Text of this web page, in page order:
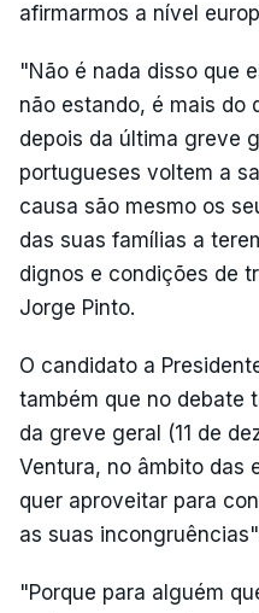
afirmarmos a nível
"Não é nada disso que
não estando, é mais do
depois da última greve
portugueses voltem a
causa são mesmo os
das suas famílias a
dignos e condições de
Jorge Pinto.
O candidato a
também que no debate
da greve geral (11 de
Ventura, no âmbito das
quer aproveitar para
as suas
"Porque para alguém